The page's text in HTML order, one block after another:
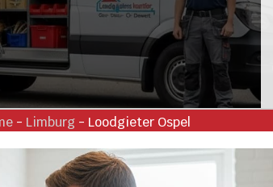
- Limburg- Loodgieter Ospel